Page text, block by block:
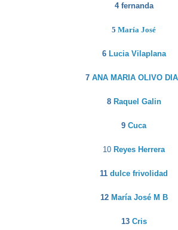
4 fernanda
5 María José
6 Lucia Vilaplana
7 ANA MARIA OLIVO
8 Raquel Galin
9 Cuca
10 Reyes Herrera
11 dulce frivolidad
12 María José M B
13 Cris